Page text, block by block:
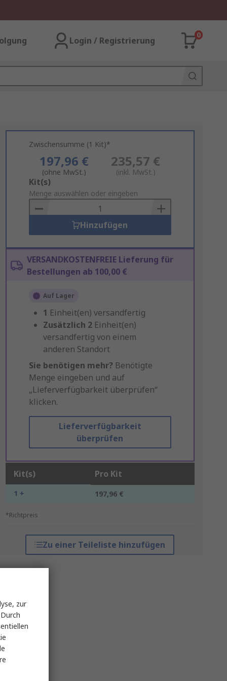
Login / Registrierung
0
Zwischensumme (1 Kit)*
197,96 €
(ohne MwSt.)
235,57 €
(inkl. MwSt.)
Add
to
Basket
Kit(s)
Menge auswählen oder eingeben
Hinzufügen
VERSANDKOSTENFREIE Lieferung für
Bestellungen ab 100,00 €
Auf Lager
1 Einheit(en) versandfertig
Zusätzlich 2 Einheit(en)
versandfertig von einem
anderen Standort
Sie benötigen mehr? Benötigte
Menge eingeben und auf
„Lieferverfügbarkeit überprüfen“
klicken.
Lieferverfügbarkeit
überprüfen
Kit(s) Pro Kit
1 + 197,96 €
*Richtpreis
Zu einer Teileliste hinzufügen
zur